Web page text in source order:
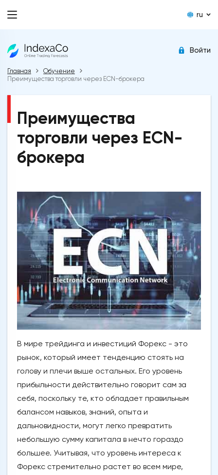
ru
Войти
Главная
Обучение
Преимущества торговли через ECN-брокера
Преимущества
торговли через ECN-
брокера
В мире трейдинга и инвестиций Форекс - это
рынок, который имеет тенденцию стоять на
голову и плечи выше остальных. Его уровень
прибыльности действительно говорит сам за
себя, поскольку те, кто обладает правильным
балансом навыков, знаний, опыта и
дальновидности, могут легко превратить
небольшую сумму капитала в нечто гораздо
большее. Учитывая, что уровень интереса к
Форекс стремительно растет во всем мире,